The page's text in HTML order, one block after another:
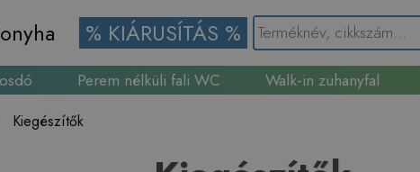
% KIÁRUSÍTÁS %
Perem nélküli fali WC Walk-in zuhanyfal
Kiegészítők